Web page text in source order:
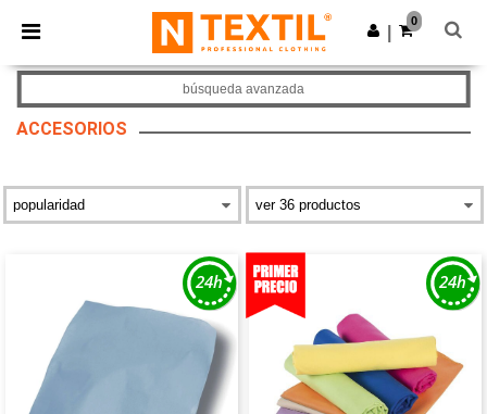
× App de Ntextil
¡Mejores precios en app!
Descargar app
0
ACCESORIOS
búsqueda avanzada